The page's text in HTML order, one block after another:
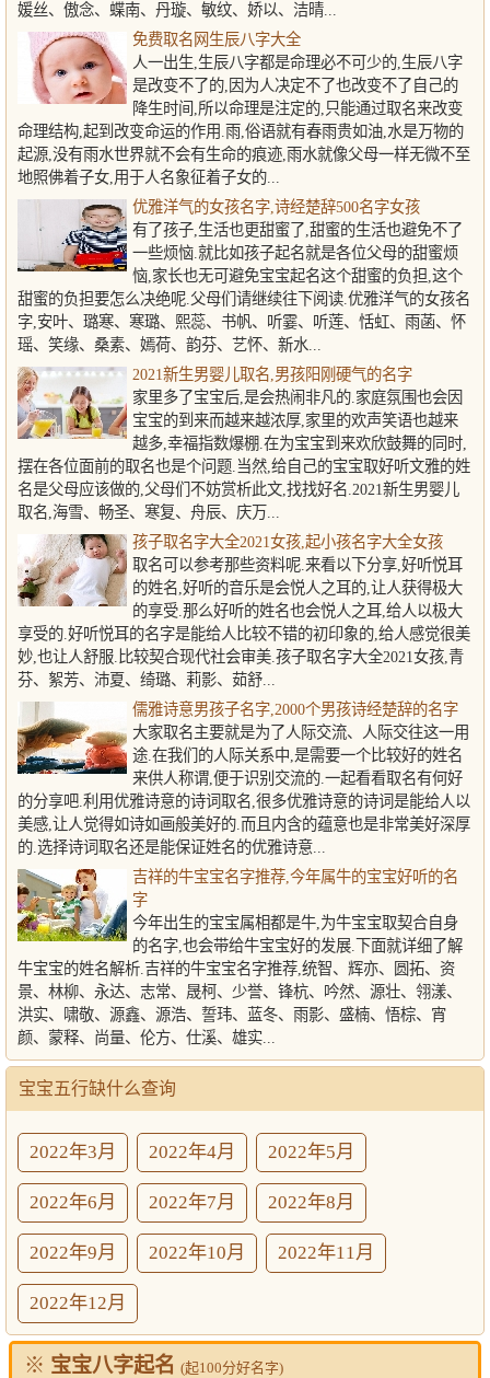
媛丝、傲念、蝶南、丹璇、敏纹、娇以、洁晴...
免费取名网生辰八字大全
人一出生,生辰八字都是命理必不可少的,生辰八字
是改变不了的,因为人决定不了也改变不了自己的
降生时间,所以命理是注定的,只能通过取名来改变
命理结构,起到改变命运的作用.雨,俗语就有春雨贵如油,水是万物的
起源,没有雨水世界就不会有生命的痕迹,雨水就像父母一样无微不至
地照佛着子女,用于人名象征着子女的...
优雅洋气的女孩名字,诗经楚辞500名字女孩
有了孩子,生活也更甜蜜了,甜蜜的生活也避免不了
一些烦恼.就比如孩子起名就是各位父母的甜蜜烦
恼,家长也无可避免宝宝起名这个甜蜜的负担,这个
甜蜜的负担要怎么决绝呢.父母们请继续往下阅读.优雅洋气的女孩名
字,安叶、璐寒、寒璐、熙蕊、书帆、听霎、听莲、恬虹、雨菡、怀
瑶、笑缘、桑素、嫣荷、韵芬、艺怀、新水...
2021新生男婴儿取名,男孩阳刚硬气的名字
家里多了宝宝后,是会热闹非凡的.家庭氛围也会因
宝宝的到来而越来越浓厚,家里的欢声笑语也越来
越多,幸福指数爆棚.在为宝宝到来欢欣鼓舞的同时,
摆在各位面前的取名也是个问题.当然,给自己的宝宝取好听文雅的姓
名是父母应该做的,父母们不妨赏析此文,找找好名.2021新生男婴儿
取名,海雪、畅圣、寒复、舟辰、庆万...
孩子取名字大全2021女孩,起小孩名字大全女孩
取名可以参考那些资料呢.来看以下分享,好听悦耳
的姓名,好听的音乐是会悦人之耳的,让人获得极大
的享受.那么好听的姓名也会悦人之耳,给人以极大
享受的.好听悦耳的名字是能给人比较不错的初印象的,给人感觉很美
妙,也让人舒服.比较契合现代社会审美.孩子取名字大全2021女孩,青
芬、絮芳、沛夏、绮璐、莉影、茹舒...
儒雅诗意男孩子名字,2000个男孩诗经楚辞的名字
大家取名主要就是为了人际交流、人际交往这一用
途.在我们的人际关系中,是需要一个比较好的姓名
来供人称谓,便于识别交流的.一起看看取名有何好
的分享吧.利用优雅诗意的诗词取名,很多优雅诗意的诗词是能给人以
美感,让人觉得如诗如画般美好的.而且内含的蕴意也是非常美好深厚
的.选择诗词取名还是能保证姓名的优雅诗意...
吉祥的牛宝宝名字推荐,今年属牛的宝宝好听的名
字
今年出生的宝宝属相都是牛,为牛宝宝取契合自身
的名字,也会带给牛宝宝好的发展.下面就详细了解
牛宝宝的姓名解析.吉祥的牛宝宝名字推荐,统智、辉亦、圆拓、资
景、林柳、永达、志常、晟柯、少誉、锋杭、吟然、源壮、翎漾、
洪实、啸敬、源鑫、源浩、誓玮、蓝冬、雨影、盛楠、悟棕、宵
颜、蒙释、尚量、伦方、仕溪、雄实...
宝宝五行缺什么查询
2022年3月 2022年4月 2022年5月
2022年6月 2022年7月 2022年8月
2022年9月 2022年10月 2022年11月
2022年12月
※ 宝宝八字起名 (起100分好名字)